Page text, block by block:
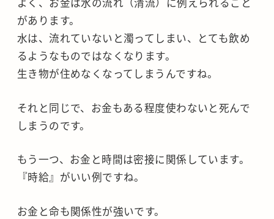
があります。
水は、流れていないと濁ってしまい、とても飲め
るようなものではなくなります。
生き物が住めなくなってしまうんですね。
それと同じで、お金もある程度使わないと死んで
しまうのです。
もう一つ、お金と時間は密接に関係しています。
『時給』がいい例ですね。
お金と命も関係性が強いです。